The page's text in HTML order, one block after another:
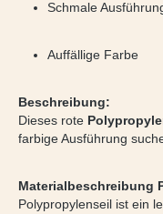
Schmale
Auffällige Farbe
Beschreibung:
Dieses rote
farbige Ausführung
Materialbeschreibung
Polypropylenseil ist ein